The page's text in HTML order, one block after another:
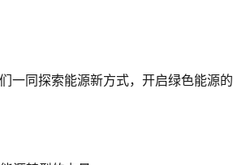
一同探索能源新方式，开启绿色能源的